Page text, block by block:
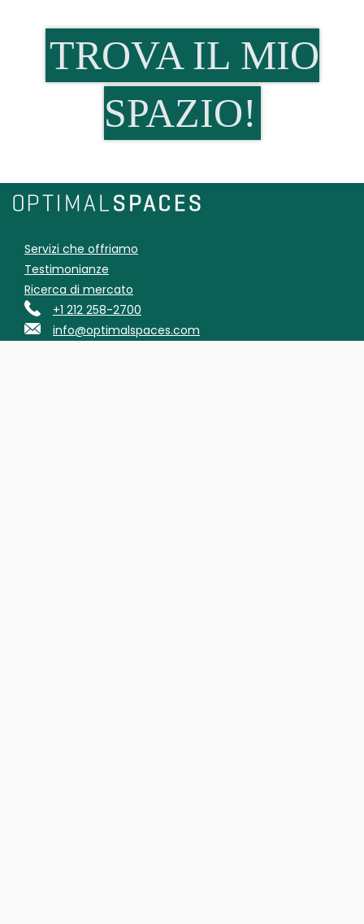
TROVA IL MIO
SPAZIO!
Servizi che offriamo
Testimonianze
Ricerca di mercato
+1 212 258-2700
info@optimalspaces.com